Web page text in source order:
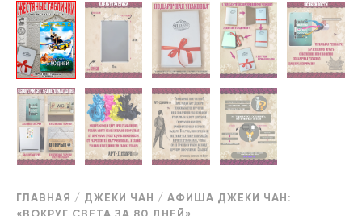
ГЛАВНАЯ / ДЖЕКИ ЧАН / АФИША ДЖЕКИ ЧАН: